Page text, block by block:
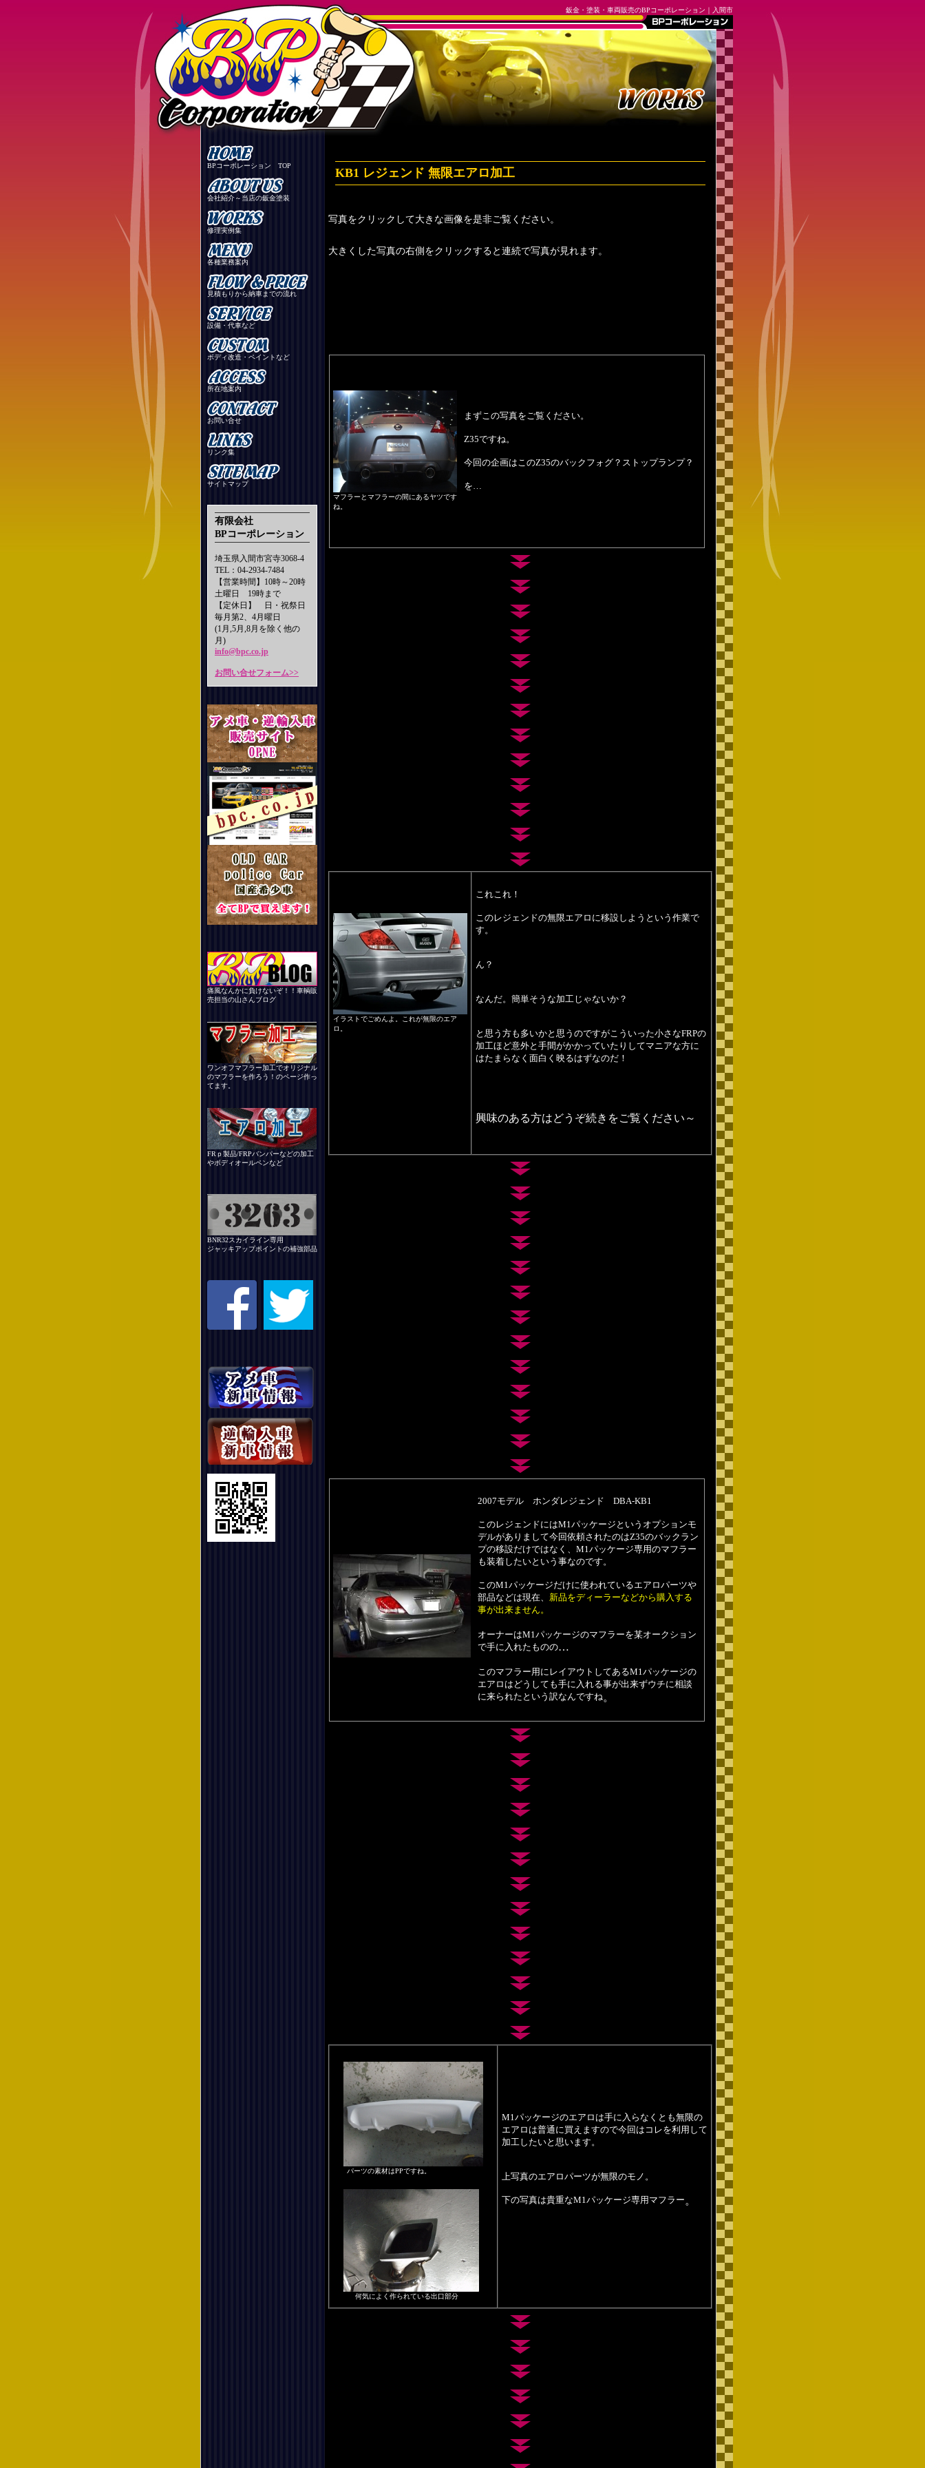
鈑金・塗装・車両販売のBPコーポレーション｜入間市
BPコーポレーション TOP
会社紹介～当店の鈑金塗装
修理実例集
各種業務案内
見積もりから納車までの流れ
設備・代車など
ボディ改造・ペイントなど
所在地案内
お問い合せ
リンク集
サイトマップ
有限会社
BPコーポレーション
埼玉県入間市宮寺3068-4
TEL：04-2934-7484
【営業時間】10時～20時
土曜日 19時まで
【定休日】 日・祝祭日
毎月第2、4月曜日
(1月,5月,8月を除く他の
月)
info@bpc.co.jp
お問い合せフォーム>>
痛風なんかに負けないぞ！！車輌販
売担当の山さんブログ
ワンオフマフラー加工でオリジナル
のマフラーを作ろう！のページ作っ
てます。
FRｐ製品/FRPバンパーなどの加工
やボディオールペンなど
BNR32スカイライン専用
ジャッキアップポイントの補強部品
KB1 レジェンド 無限エアロ加工
写真をクリックして大きな画像を是非ご覧ください。
大きくした写真の右側をクリックすると連続で写真が見れます。
マフラーとマフラーの間にあるヤツです
ね。
まずこの写真をご覧ください。
Z35ですね。
今回の企画はこのZ35のバックフォグ？ストップランプ？
を…
イラストでごめんよ。これが無限のエア
ロ。
これこれ！
このレジェンドの無限エアロに移設しようという作業で
す。
ん？
なんだ。簡単そうな加工じゃないか？
と思う方も多いかと思うのですがこういった小さなFRPの
加工ほど意外と手間がかかっていたりしてマニアな方に
はたまらなく面白く映るはずなのだ！
興味のある方はどうぞ続きをご覧ください～
2007モデル ホンダレジェンド DBA-KB1
このレジェンドにはM1パッケージというオプションモ
デルがありまして今回依頼されたのはZ35のバックラン
プの移設だけではなく、M1パッケージ専用のマフラー
も装着したいという事なのです。
このM1パッケージだけに使われているエアロパーツや
部品などは現在、 新品をディーラーなどから購入する
事が出来ません。
オーナーはM1パッケージのマフラーを某オークション
で手に入れたものの…
このマフラー用にレイアウトしてあるM1パッケージの
エアロはどうしても手に入れる事が出来ずウチに相談
に来られたという訳なんですね。
パーツの素材はPPですね。
何気によく作られている出口部分
M1パッケージのエアロは手に入らなくとも無限の
エアロは普通に買えますので今回はコレを利用して
加工したいと思います。
上写真のエアロパーツが無限のモノ。
下の写真は貴重なM1パッケージ専用マフラー 。